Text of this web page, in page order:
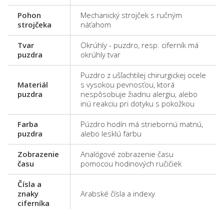
Pohon
strojčeka
Mechanický strojček s ručným
náťahom
Tvar
puzdra
Okrúhly - puzdro, resp. ciferník má
okrúhly tvar
Materiál
puzdra
Puzdro z ušľachtilej chirurgickej ocele
s vysokou pevnosťou, ktorá
nespôsobuje žiadnu alergiu, alebo
inú reakciu pri dotyku s pokožkou
Farba
puzdra
Púzdro hodín má striebornú matnú,
alebo lesklú farbu
Zobrazenie
času
Analógové zobrazenie času
pomocou hodinových ručičiek
Čísla a
znaky
ciferníka
Arabské čísla a indexy